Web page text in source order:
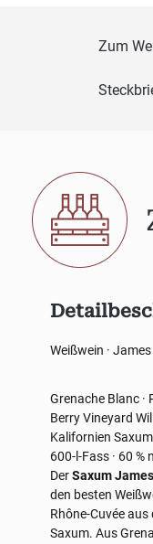
Zum
Weißwein ·
Grenache Blanc ·
Berry Vineyard
Kalifornien
600-l-Fass · 60 %
DerSaxum
den besten
Rhône-Cuvée
Saxum. Aus